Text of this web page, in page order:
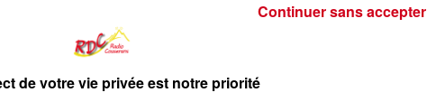
de votre vie privée est notre priorité
Continuer sans accepter